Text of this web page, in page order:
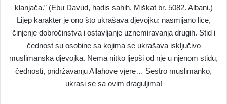
klanjača.” (Ebu Davud, hadis sahih, Miškat br. 5082. Albani.)
Lijep karakter je ono što ukrašava djevojku: nasmijano lice,
činjenje dobročinstva i ostavljanje uznemiravanja drugih. Stid i
čednost su osobine sa kojima se ukrašava isključivo
muslimanska djevojka. Nema nitko ljepši od nje u njenom stidu,
čednosti, pridržavanju Allahove vjere… Sestro muslimanko,
ukrasi se sa ovim draguljima!